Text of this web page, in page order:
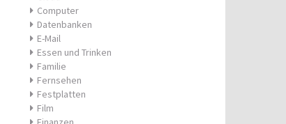
Computer
Datenbanken
E-Mail
Essen und Trinken
Familie
Fernsehen
Festplatten
Film